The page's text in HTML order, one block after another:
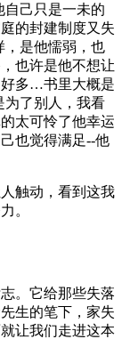
自己只是一未的
的封建制度又失
，是他懦弱，也
也许是他不想让
多…书里大概是
为了别人，我看
太可怜了他幸运
也觉得满足--他
触动，看到这我
。
。它给那些失落
生的笔下，家失
让我们走进这本